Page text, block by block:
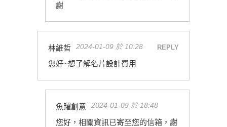
謝
林維哲 2024-01-09 於 10:28 REPLY
您好~想了解名片設計費用
魚躍創意 2024-01-09 於 18:48
您好，相關資訊已寄至您的信箱，謝